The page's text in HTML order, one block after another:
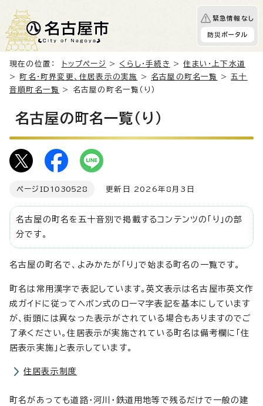
緊急情報なし
防災ポータル
現在の位置： トップページ > くらし・手続き >住まい・上下水道
>
町名・町界変更、住居表示の実施 > 名古屋の町名一覧 > 五十
音順町名一覧
> 名古屋の町名一覧（り）
名古屋の町名一覧（り）
ページID 1030528 更新日 2026年8月3日
名古屋の町名を五十音別で掲載するコンテンツの「り」の部
分です。
名古屋の町名で、よみかたが「り」で始まる町名の一覧です。
町名は常用漢字で表記しています。英文表示は名古屋市英文作
成ガイドに従ってヘボン式のローマ字表記を基本にしています
が、街頭には異なった表示がされている場合もありますのでご
了承ください。住居表示が実施されている町名は備考欄に「住
居表示実施」と表示しています。
住居表示制度
町名があっても道路・河川・鉄道用地等で残るだけで一般の建